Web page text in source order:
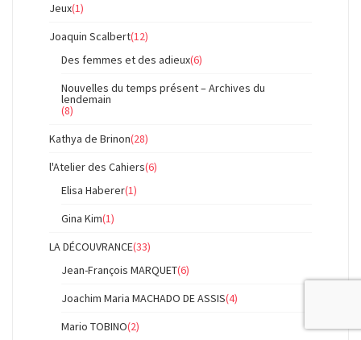
Jeux(1)
Joaquin Scalbert(12)
Des femmes et des adieux(6)
Nouvelles du temps présent – Archives du
lendemain
(8)
Kathya de Brinon(28)
l'Atelier des Cahiers(6)
Elisa Haberer(1)
Gina Kim(1)
LA DÉCOUVRANCE(33)
Jean-François MARQUET(6)
Joachim Maria MACHADO DE ASSIS(4)
Mario TOBINO(2)